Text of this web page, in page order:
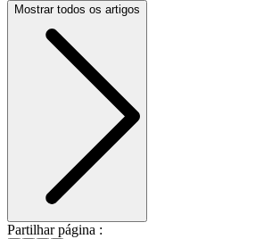
Mostrar todos os artigos
Partilhar página :